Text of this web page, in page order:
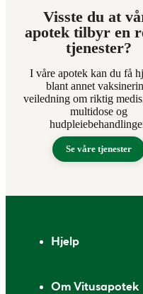
Visste du at
apotek tilbyr en
tjenester?
I våre apotek kan du få
blant annet
veiledning om riktig
multidose og
Se våre tjenester
Hjelp
Om Vitusapotek